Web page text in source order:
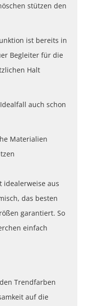
stützen den
ist bereits in
Begleiter für die
Halt
auch schon
Materialien
idealerweise aus
das besten
garantiert. So
einfach
Trendfarben
auf die